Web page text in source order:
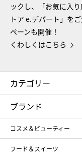
ックし、「お気に入
トア e.デパート」を
ペーンも開催！
くわしくはこちら
カテゴリー
コスメ＆ビューティー
ギフト
メンズ
スポーツ・アウトドア
ブランド
コスメ＆ビューティー
SHISEIDO
フード＆スイーツ